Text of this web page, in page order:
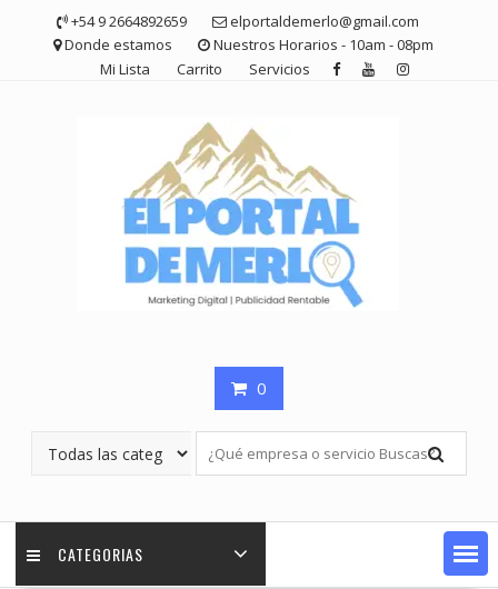
contenido
+54 9 2664892659
elportaldemerlo@gmail.com
Donde estamos
Nuestros Horarios - 10am - 08pm
Mi Lista
Carrito Servicios
0
CATEGORIAS